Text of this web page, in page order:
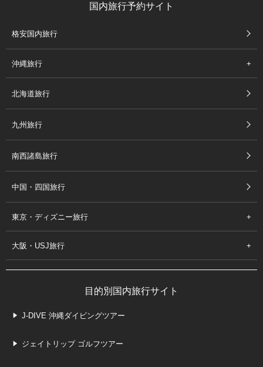
国内旅行予約サイト
格安国内旅行
沖縄旅行
北海道旅行
九州旅行
南西諸島旅行
中国・四国旅行
東京・ディズニー旅行
大阪・USJ旅行
目的別国内旅行サイト
J-DIVE 沖縄ダイビングツアー
ジェイトリップ ゴルフツアー